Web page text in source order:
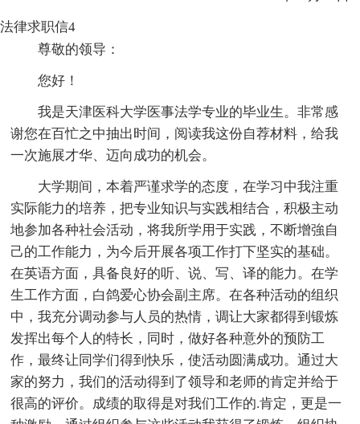
法律求职信4
尊敬的领导：
您好！
我是天津医科大学医事法学专业的毕业生。非常感
谢您在百忙之中抽出时间，阅读我这份自荐材料，给我
一次施展才华、迈向成功的机会。
大学期间，本着严谨求学的态度，在学习中我注重
实际能力的培养，把专业知识与实践相结合，积极主动
地参加各种社会活动，将我所学用于实践，不断增強自
己的工作能力，为今后开展各项工作打下坚实的基础。
在英语方面，具备良好的听、说、写、译的能力。在学
生工作方面，白鸽爱心协会副主席。在各种活动的组织
中，我充分调动参与人员的热情，调让大家都得到锻炼
发挥出每个人的特长，同时，做好各种意外的预防工
作，最终让同学们得到快乐，使活动圆满成功。通过大
家的努力，我们的活动得到了领导和老师的肯定并给于
很高的评价。成绩的取得是对我们工作的.肯定，更是一